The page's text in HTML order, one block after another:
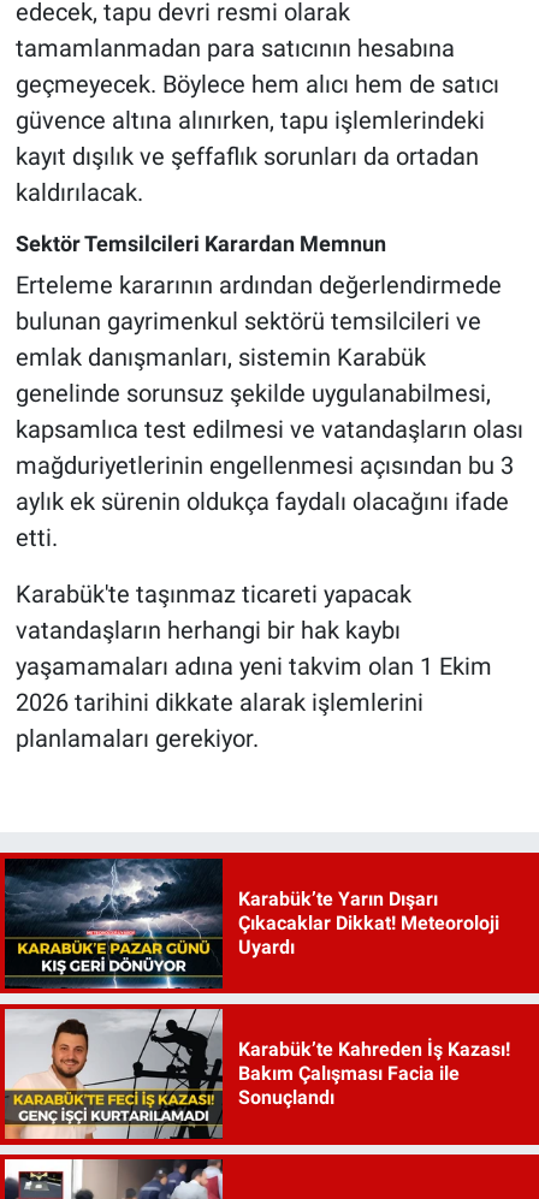
edecek, tapu devri resmi olarak
tamamlanmadan para satıcının hesabına
geçmeyecek. Böylece hem alıcı hem de satıcı
güvence altına alınırken, tapu işlemlerindeki
kayıt dışılık ve şeffaflık sorunları da ortadan
kaldırılacak.
Sektör Temsilcileri Karardan Memnun
Erteleme kararının ardından değerlendirmede
bulunan gayrimenkul sektörü temsilcileri ve
emlak danışmanları, sistemin Karabük
genelinde sorunsuz şekilde uygulanabilmesi,
kapsamlıca test edilmesi ve vatandaşların olası
mağduriyetlerinin engellenmesi açısından bu 3
aylık ek sürenin oldukça faydalı olacağını ifade
etti.
Karabük'te taşınmaz ticareti yapacak
vatandaşların herhangi bir hak kaybı
yaşamamaları adına yeni takvim olan 1 Ekim
2026 tarihini dikkate alarak işlemlerini
planlamaları gerekiyor.
Karabük’te Yarın Dışarı
Çıkacaklar Dikkat! Meteoroloji
Uyardı
Karabük’te Kahreden İş Kazası!
Bakım Çalışması Facia ile
Sonuçlandı